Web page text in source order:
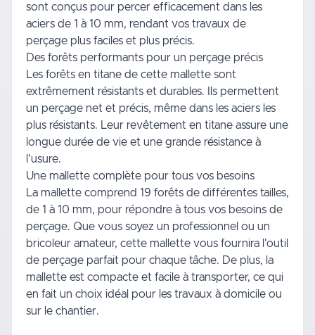
sont conçus pour percer efficacement dans les
aciers de 1 à 10 mm, rendant vos travaux de
perçage plus faciles et plus précis.
Des forêts performants pour un perçage précis
Les forêts en titane de cette mallette sont
extrêmement résistants et durables. Ils permettent
un perçage net et précis, même dans les aciers les
plus résistants. Leur revêtement en titane assure une
longue durée de vie et une grande résistance à
l'usure.
Une mallette complète pour tous vos besoins
La mallette comprend 19 forêts de différentes tailles,
de 1 à 10 mm, pour répondre à tous vos besoins de
perçage. Que vous soyez un professionnel ou un
bricoleur amateur, cette mallette vous fournira l'outil
de perçage parfait pour chaque tâche. De plus, la
mallette est compacte et facile à transporter, ce qui
en fait un choix idéal pour les travaux à domicile ou
sur le chantier.